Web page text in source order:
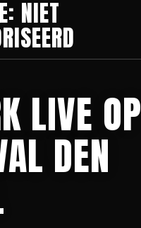
NIET
LIVE OP
DEN